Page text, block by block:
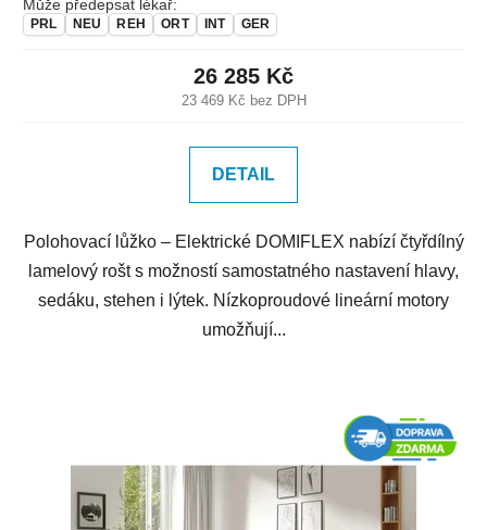
Může předepsat lékař:
PRL NEU REH ORT INT GER
23 469 Kč bez DPH
26 285 Kč
DETAIL
Polohovací lůžko – Elektrické DOMIFLEX nabízí čtyřdílný
lamelový rošt s možností samostatného nastavení hlavy,
sedáku, stehen i lýtek. Nízkoproudové lineární motory
umožňují...